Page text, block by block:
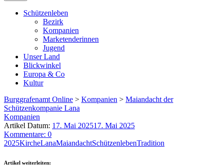
Schützenleben
Bezirk
Kompanien
Marketenderinnen
Jugend
Unser Land
Blickwinkel
Europa & Co
Kultur
Burggrafenamt Online > Kompanien > Maiandacht der
Schützenkompanie Lana
Kompanien
Artikel Datum: 17. Mai 202517. Mai 2025
Kommentare: 0
2025KircheLanaMaiandachtSchützenlebenTradition
Artikel weiterleiten: